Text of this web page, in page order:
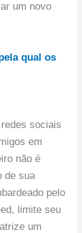
um novo
qual os
sociais
em
não é
de sua
pelo
limite seu
um